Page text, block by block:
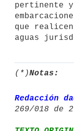
pertinente
que
aguas
(*)Notas:
Redacción
269/018 de